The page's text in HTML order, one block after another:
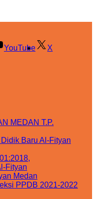
YouTube
X
MEDAN T.P.
Baru Al-Fityan
Fityan
Medan
PPDB 2021-2022